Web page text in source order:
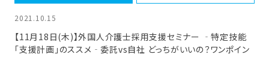
2021.10.15
【11月18日(木)】外国人介護士採用支援セミナー ‐特定技能
「支援計画」のススメ‐委託vs自社 どっちがいいの？ワンポイン